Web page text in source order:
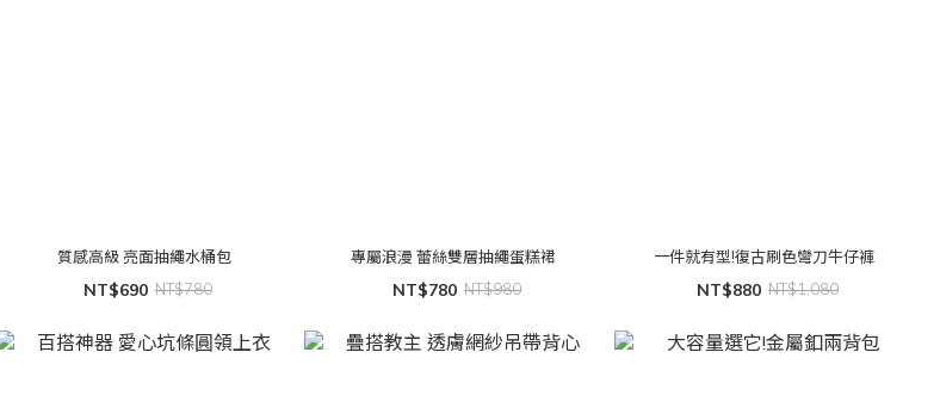
質感高級 亮面抽繩水桶包
NT$690 NT$780
專屬浪漫 蕾絲雙層抽繩蛋糕裙
NT$780 NT$980
一件就有型!復古刷色彎刀牛仔褲
NT$880 NT$1,080